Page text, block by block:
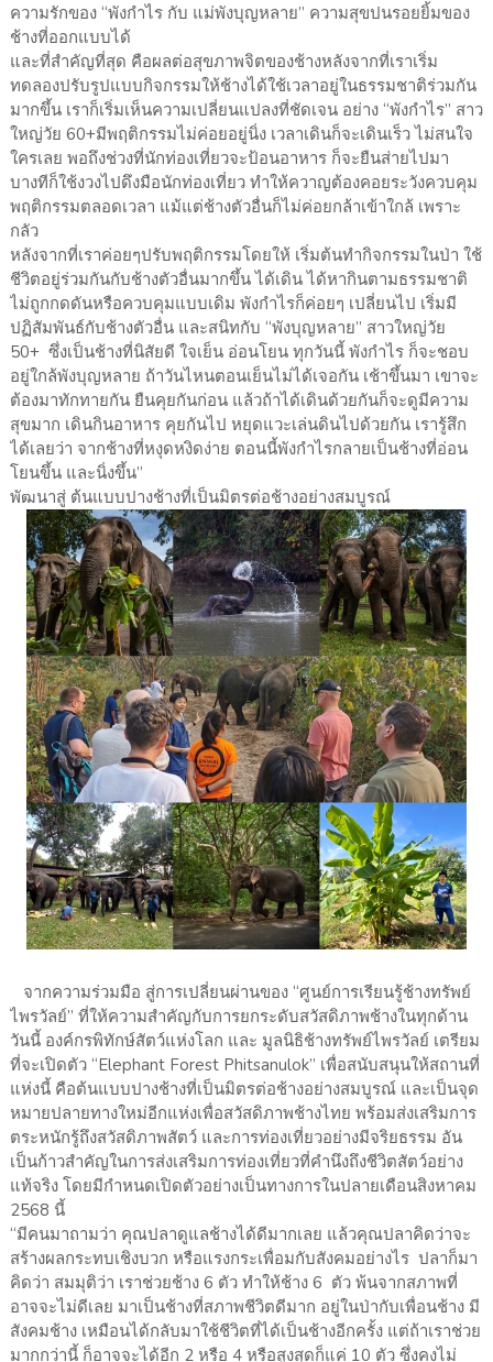
ความรักของ “พังกำไร กับ แม่พังบุญหลาย” ความสุขปนรอยยิ้มของ
ช้างที่ออกแบบได้
และที่สำคัญที่สุด คือผลต่อสุขภาพจิตของช้างหลังจากที่เราเริ่ม
ทดลองปรับรูปแบบกิจกรรมให้ช้างได้ใช้เวลาอยู่ในธรรมชาติร่วมกัน
มากขึ้น เราก็เริ่มเห็นความเปลี่ยนแปลงที่ชัดเจน อย่าง “พังกำไร” สาว
ใหญ่วัย 60+มีพฤติกรรมไม่ค่อยอยู่นิ่ง เวลาเดินก็จะเดินเร็ว ไม่สนใจ
ใครเลย พอถึงช่วงที่นักท่องเที่ยวจะป้อนอาหาร ก็จะยืนส่ายไปมา
บางทีก็ใช้งวงไปดึงมือนักท่องเที่ยว ทำให้ควาญต้องคอยระวังควบคุม
พฤติกรรมตลอดเวลา แม้แต่ช้างตัวอื่นก็ไม่ค่อยกล้าเข้าใกล้ เพราะ
กลัว
หลังจากที่เราค่อยๆปรับพฤติกรรมโดยให้ เริ่มต้นทำกิจกรรมในป่า ใช้
ชีวิตอยู่ร่วมกันกับช้างตัวอื่นมากขึ้น ได้เดิน ได้หากินตามธรรมชาติ
ไม่ถูกกดดันหรือควบคุมแบบเดิม พังกำไรก็ค่อยๆ เปลี่ยนไป เริ่มมี
ปฏิสัมพันธ์กับช้างตัวอื่น และสนิทกับ “พังบุญหลาย” สาวใหญ่วัย
50+ ซึ่งเป็นช้างที่นิสัยดี ใจเย็น อ่อนโยน ทุกวันนี้ พังกำไร ก็จะชอบ
อยู่ใกล้พังบุญหลาย ถ้าวันไหนตอนเย็นไม่ได้เจอกัน เช้าขึ้นมา เขาจะ
ต้องมาทักทายกัน ยืนคุยกันก่อน แล้วถ้าได้เดินด้วยกันก็จะดูมีความ
สุขมาก เดินกินอาหาร คุยกันไป หยุดแวะเล่นดินไปด้วยกัน เรารู้สึก
ได้เลยว่า จากช้างที่หงุดหงิดง่าย ตอนนี้พังกำไรกลายเป็นช้างที่อ่อน
โยนขึ้น และนิ่งขึ้น”
พัฒนาสู่ ต้นแบบปางช้างที่เป็นมิตรต่อช้างอย่างสมบูรณ์
จากความร่วมมือ สู่การเปลี่ยนผ่านของ “ศูนย์การเรียนรู้ช้างทรัพย์
ไพรวัลย์” ที่ให้ความสำคัญกับการยกระดับสวัสดิภาพช้างในทุกด้าน
วันนี้ องค์กรพิทักษ์สัตว์แห่งโลก และ มูลนิธิช้างทรัพย์ไพรวัลย์ เตรียม
ที่จะเปิดตัว “Elephant Forest Phitsanulok” เพื่อสนับสนุนให้สถานที่
แห่งนี้ คือต้นแบบปางช้างที่เป็นมิตรต่อช้างอย่างสมบูรณ์ และเป็นจุด
หมายปลายทางใหม่อีกแห่งเพื่อสวัสดิภาพช้างไทย พร้อมส่งเสริมการ
ตระหนักรู้ถึงสวัสดิภาพสัตว์ และการท่องเที่ยวอย่างมีจริยธรรม อัน
เป็นก้าวสำคัญในการส่งเสริมการท่องเที่ยวที่คำนึงถึงชีวิตสัตว์อย่าง
แท้จริง โดยมีกำหนดเปิดตัวอย่างเป็นทางการในปลายเดือนสิงหาคม
2568 นี้
“มีคนมาถามว่า คุณปลาดูแลช้างได้ดีมากเลย แล้วคุณปลาคิดว่าจะ
สร้างผลกระทบเชิงบวก หรือแรงกระเพื่อมกับสังคมอย่างไร ปลาก็มา
คิดว่า สมมุติว่า เราช่วยช้าง 6 ตัว ทำให้ช้าง 6 ตัว พ้นจากสภาพที่
อาจจะไม่ดีเลย มาเป็นช้างที่สภาพชีวิตดีมาก อยู่ในป่ากับเพื่อนช้าง มี
สังคมช้าง เหมือนได้กลับมาใช้ชีวิตที่ได้เป็นช้างอีกครั้ง แต่ถ้าเราช่วย
มากกว่านี้ ก็อาจจะได้อีก 2 หรือ 4 หรือสูงสุดก็แค่ 10 ตัว ซึ่งคงไม่